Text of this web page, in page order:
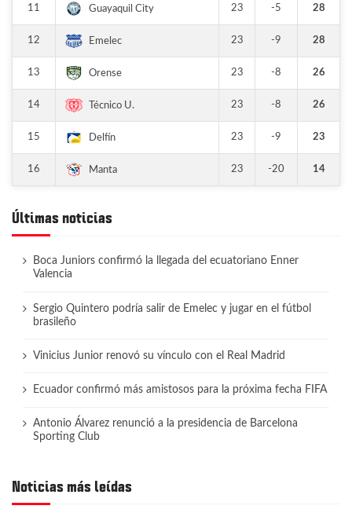
11 Guayaquil City 23 -5 28
12 Emelec 23 -9 28
13 Orense 23 -8 26
14 Técnico U. 23 -8 26
15 Delfín 23 -9 23
16 Manta 23 -20 14
Últimas noticias
Boca Juniors confirmó la llegada del ecuatoriano Enner
Valencia
Sergio Quintero podría salir de Emelec y jugar en el fútbol
brasileño
Vinicius Junior renovó su vínculo con el Real Madrid
Ecuador confirmó más amistosos para la próxima fecha FIFA
Antonio Álvarez renunció a la presidencia de Barcelona
Sporting Club
Noticias más leídas